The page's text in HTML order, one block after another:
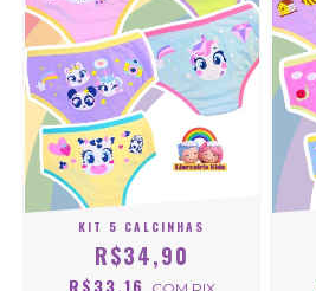
KIT 5 CALCINHAS
R$34,90
R$33,16